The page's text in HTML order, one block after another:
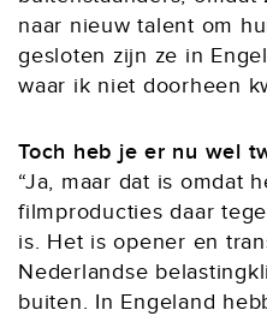
naar nieuw talent om
gesloten zijn ze in
waar ik niet doorheen
Toch heb je er nu wel
“Ja, maar dat is omdat
filmproducties daar
is. Het is opener en
Nederlandse
buiten. In Engeland